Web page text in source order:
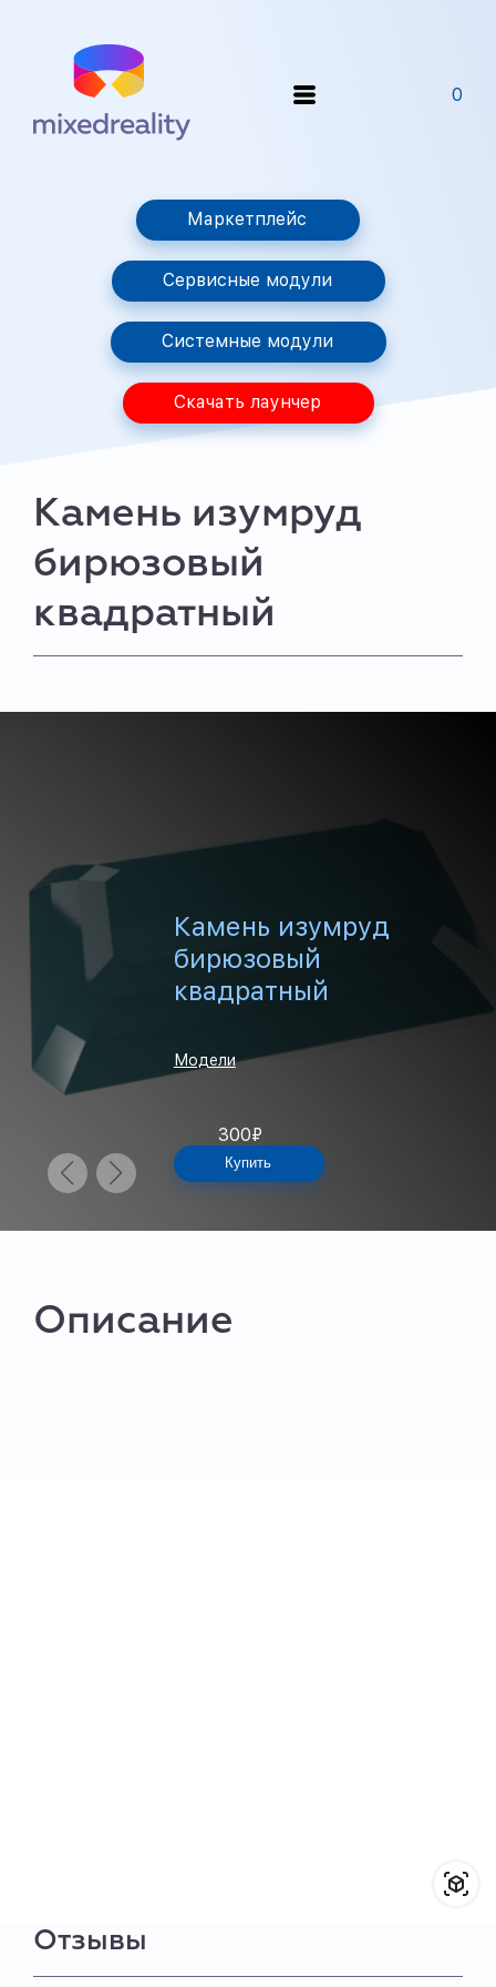
0
Маркетплейс
Сервисные модули
Системные модули
Скачать лаунчер
Камень изумруд
бирюзовый
квадратный
Камень изумруд
бирюзовый
квадратный
Модели
300₽
Купить
Описание
Отзывы